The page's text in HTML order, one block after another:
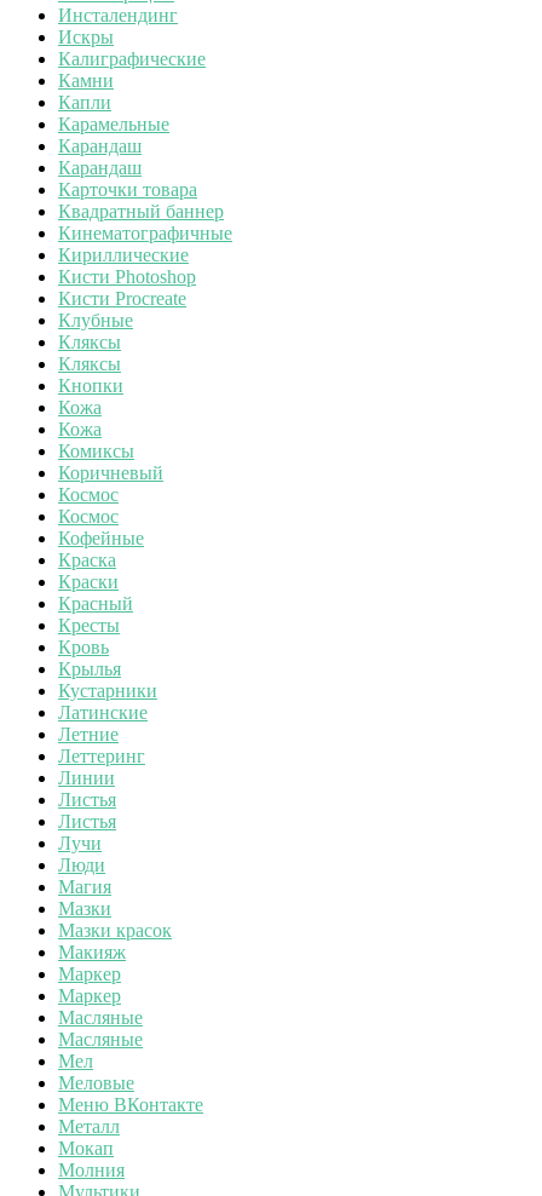
Инсталендинг
Искры
Калиграфические
Камни
Капли
Карамельные
Карандаш
Карандаш
Карточки товара
Квадратный баннер
Кинематографичные
Кириллические
Кисти Photoshop
Кисти Procreate
Клубные
Кляксы
Кляксы
Кнопки
Кожа
Кожа
Комиксы
Коричневый
Космос
Космос
Кофейные
Краска
Краски
Красный
Кресты
Кровь
Крылья
Кустарники
Латинские
Летние
Леттеринг
Линии
Листья
Листья
Лучи
Люди
Магия
Мазки
Мазки красок
Макияж
Маркер
Маркер
Масляные
Масляные
Мел
Меловые
Меню ВКонтакте
Металл
Мокап
Молния
Мультики